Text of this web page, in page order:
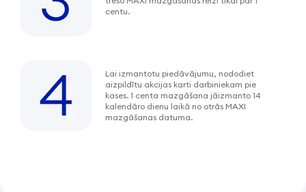
centu.
Lai izmantotu piedāvājumu, nododiet
aizpildītu akcijas karti darbiniekam pie
kases. 1 centa mazgāšana jāizmanto 14
kalendāro dienu laikā no otrās MAXI
mazgāšanas datuma.